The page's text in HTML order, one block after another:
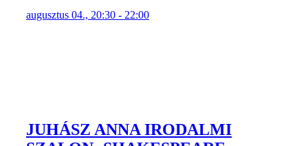
augusztus 04., 20:30 - 22:00
JUHÁSZ ANNA IRODALMI